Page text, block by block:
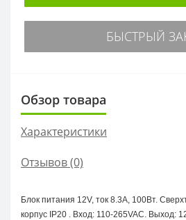
БЫСТРЫЙ
Обзор товара
Характеристики
Отзывов (0)
Блок питания 12V, ток 8.3А, 100Вт.
корпус IP20 . Вход: 110-265VAC. Выход: